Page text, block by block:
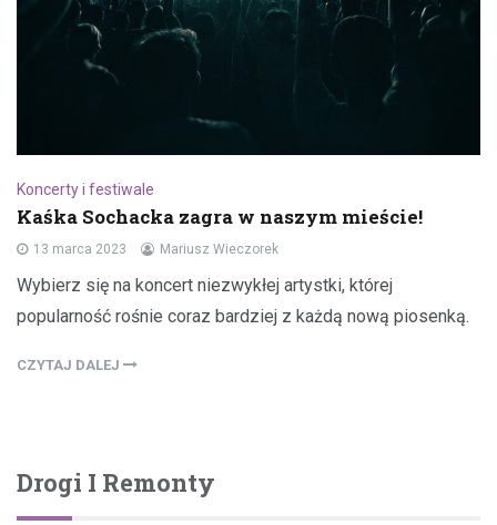
Koncerty i festiwale
Kaśka Sochacka zagra w naszym mieście!
13 marca 2023 Mariusz Wieczorek
Wybierz się na koncert niezwykłej artystki, której
popularność rośnie coraz bardziej z każdą nową piosenką.
CZYTAJ DALEJ
Drogi I Remonty